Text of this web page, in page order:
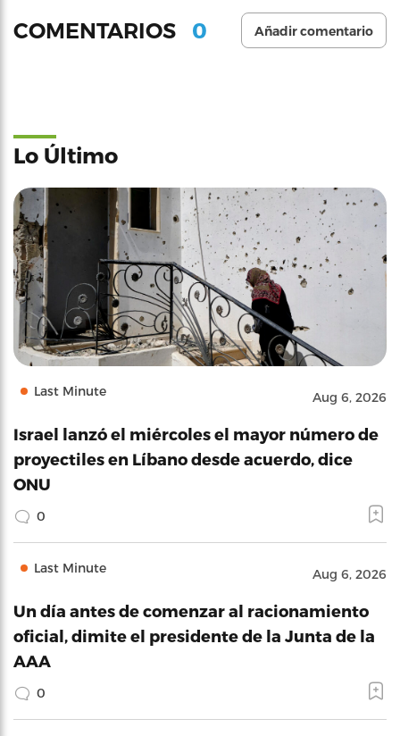
COMENTARIOS 0 Añadir comentario
Lo Último
Last Minute Aug 6, 2026
Israel lanzó el miércoles el mayor número de
proyectiles en Líbano desde acuerdo, dice
ONU
0
Last Minute Aug 6, 2026
Un día antes de comenzar al racionamiento
oficial, dimite el presidente de la Junta de la
AAA
0